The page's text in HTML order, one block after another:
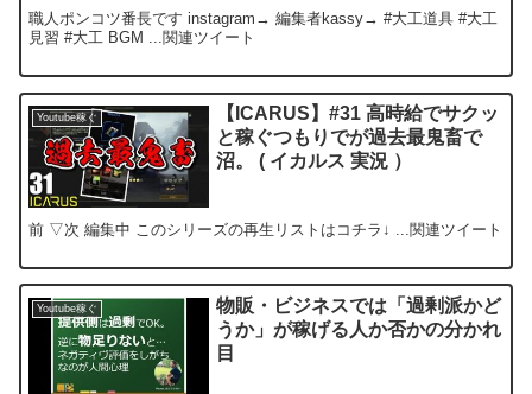
職人ポンコツ番長です instagram→ 編集者kassy→ #大工道具 #大工
見習 #大工 BGM ...関連ツイート
Youtube稼ぐ
【ICARUS】#31 高時給でサクッ
と稼ぐつもりでが過去最鬼畜で
沼。 ( イカルス 実況 ）
前 ▽次 編集中 このシリーズの再生リストはコチラ↓ ...関連ツイート
Youtube稼ぐ
物販・ビジネスでは「過剰派かど
うか」が稼げる人か否かの分かれ
目